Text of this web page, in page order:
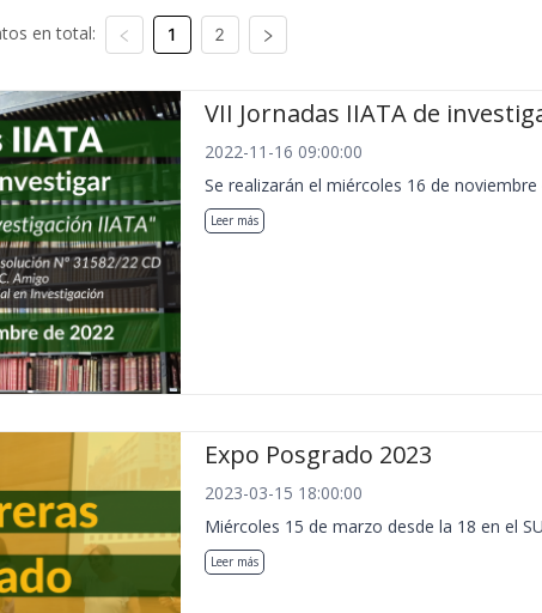
en total: 1 2
VII Jornadas IIATA de
2022-11-16 09:00:00
Se realizarán el miércoles 16 de noviembre
Leer más
Expo Posgrado 2023
2023-03-15 18:00:00
Miércoles 15 de marzo desde la 18 en el
Leer más